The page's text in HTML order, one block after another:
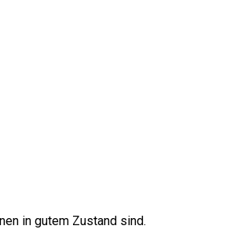
in gutem Zustand sind.